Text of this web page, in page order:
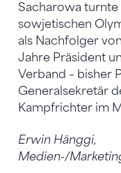
Sacharowa turnte
sowjetischen
als Nachfolger
Jahre Präsident
Verband – bisher
Generalsekretär
Kampfrichter im
Erwin Hänggi,
Medien-/